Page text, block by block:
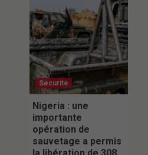
Securite
Nigeria : une
importante
opération de
sauvetage a permis